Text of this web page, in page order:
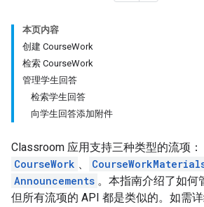
本页内容
创建 CourseWork
检索 CourseWork
管理学生回答
检索学生回答
向学生回答添加附件
Classroom 应用支持三种类型的流项：
CourseWork 、
Announcements 。本指南介绍了如何
但所有流项的 API 都是类似的。如需